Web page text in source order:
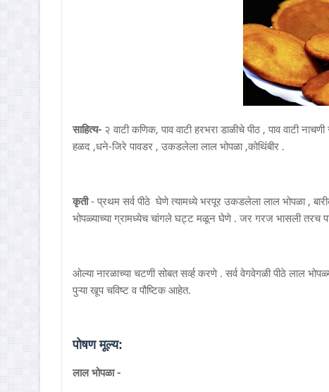
साहित्य- २ वाटी कणिक, पाव वाटी हरभरा डाळीचे पीठ , पाव वाटी
हळद ,धने-जिरे पावडर , उकडलेला लाल भोपळा ,कोथिंबीर .
कृती- प्रथम सर्व पीठे घेणे त्यामध्ये भरपूर उकडलेला लाल भोपळा ,
भोपळ्याच्या ग्रामध्येच चांगले घट्ट मळून घेणे . जर गरज भासली तरच
ओल्या नारळाच्या चटणी सोबत सर्व्ह करणे . सर्व वेगवेगळी पीठे लाल
पुऱ्या खूप चविष्ट व पौष्टिक आहेत.
पोषण मूल्य:
लाल भोपळा -